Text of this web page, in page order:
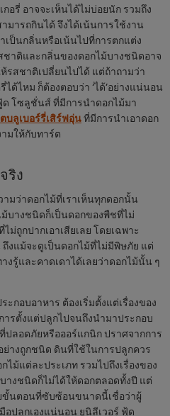
อรี่ อาจจะเห็นได้ไม่บ่อยนัก รวมถึง
มารถกินได้ จึงได้เน้นการใช้งาน
เป็นกลิ่นหรือเน้นไปที่การตกแต่ง
ชาติและกลิ่นของดอกไม้บางชนิดอาจ
รสชาติเปลี่ยนไปได้ แต่ถ้าถามว่า
ได้ไหม ก็ต้องตอบว่า ‘ได้’อย่างแน่นอน
ด โซลูชั่นส์ ที่มีการนำดอกไม้มา
บลูเบอร์รี่เสิร์ฟอุ่นที่มีการนำเอาดอก
มให้กับทาร์ต
ริง
ามว่าดอกไม้ที่เราเห็นทุกดอกนั้น
บางชนิดก็เป็นดอกของพืชที่ไม่
ถูกปากเอาเสียเลย โดยเฉพาะ
งแม้จะดูเป็นดอกไม้ที่ไม่มีพิษภัย แต่
งรู้และคาดเดาได้เลยว่าดอกไม้นั้น ๆ
กอบอาหาร ต้องเริ่มตั้งแต่เรื่องของ
รตั้งแต่ปลูกไปจนถึงนำมาประกอบ
ปลอดภัยหรือออร์แกนิก ปราศจากการ
างถูกชนิด ดินที่ใช้ในการปลูกควร
ม้แต่ละประเภท รวมไปถึงเรื่องของ
างชนิดก็ไม่ได้ให้ดอกตลอดทั้งปี แต่
ขั้นตอนที่ซับซ้อนขนาดนี้เชื่อว่าผู้
อปลูกเองแน่นอน ยูนิลีเวอร์ ฟู้ด